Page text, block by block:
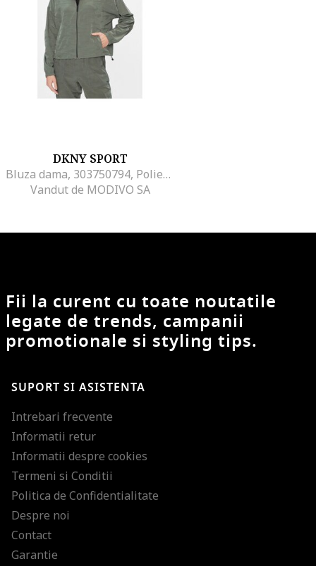
DKNY SPORT
Bluza dama, 303750794, Poliester, Verde, Verde
Vandut de MODIVO SA
Fii la curent cu toate noutatile
legate de trends, campanii
promotionale si styling tips.
SUPORT SI ASISTENTA
Intrebari frecvente
Informatii retur
Informatii despre cookies
Termeni si Conditii
Politica de Confidentialitate
Despre noi
Contact
Garantie